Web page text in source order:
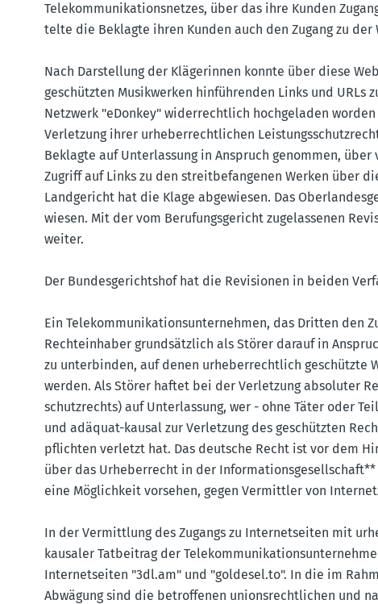
Telekom­mu­ni­ka­ti­ons­netzes, über das ihre Kunden
telte die Beklagte ihren Kunden auch den Zugang zu der
Nach Darstellung der Kläge­rinnen konnte über diese
geschützten Musik­werken hinfüh­renden Links und
Netzwerk "eDonkey" wider­rechtlich hochge­laden
Verletzung ihrer urheber­recht­lichen
Beklagte auf Unter­lassung in Anspruch genommen,
Zugriff auf Links zu den streit­be­fan­genen Werken über
Landge­richt hat die Klage abgewiesen. Das
wiesen. Mit der vom Berufungs­ge­richt zugelas­senen
weiter.
Der Bundes­ge­richtshof hat die Revisionen in beiden
Ein Telekom­mu­ni­ka­ti­ons­un­ter­nehmen, das Dritten den
Rechte­inhaber grund­sätzlich als Störer darauf in
zu unter­binden, auf denen urheber­rechtlich geschützte
werden. Als Störer haftet bei der Verletzung absoluter
schutz­rechts) auf Unter­lassung, wer - ohne Täter oder
und adäquat-kausal zur Verletzung des geschützten
pflichten verletzt hat. Das deutsche Recht ist vor dem
über das Urheber­recht in der
eine Möglichkeit vorsehen, gegen Vermittler von
In der Vermittlung des Zugangs zu Inter­net­seiten mit
kausaler Tatbeitrag der
Inter­net­seiten "3dl.​am" und "goldesel.​to". In die im
Abwägung sind die betrof­fenen unions­recht­lichen und